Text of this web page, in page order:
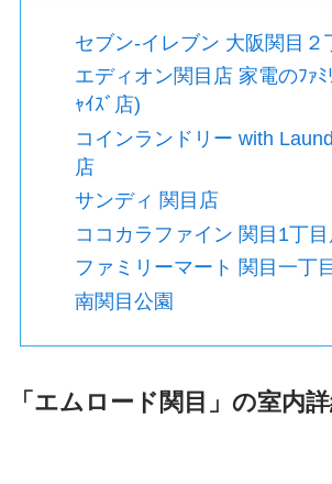
セブン-イレブン 大阪関目２
エディオン関目店 家電のﾌｧﾐ
ｬｲｽﾞ店)
コインランドリー with
店
サンディ 関目店
ココカラファイン 関目1丁
ファミリーマート 関目一丁
南関目公園
「エムロード関目」の室内